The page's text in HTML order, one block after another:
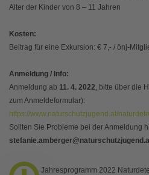
Alter der Kinder von 8 – 11 Jahren
Kosten:
Beitrag für eine Exkursion: € 7,- / önj-
Anmeldung / Info:
Anmeldung ab 11. 4. 2022, bitte über die
zum Anmeldeformular):
https://www.naturschutzjugend.at/
Sollten Sie Probleme bei der Anmeldung
Jahresprogramm 2022